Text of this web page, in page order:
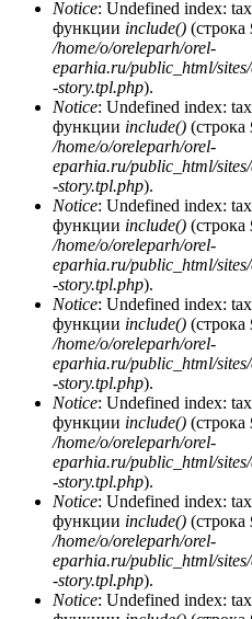
Notice: Undefined index:
функции include() (строка
/home/o/oreleparh/orel-
eparhia.ru/public_html/
-story.tpl.php).
Notice: Undefined index:
функции include() (строка
/home/o/oreleparh/orel-
eparhia.ru/public_html/
-story.tpl.php).
Notice: Undefined index:
функции include() (строка
/home/o/oreleparh/orel-
eparhia.ru/public_html/
-story.tpl.php).
Notice: Undefined index:
функции include() (строка
/home/o/oreleparh/orel-
eparhia.ru/public_html/
-story.tpl.php).
Notice: Undefined index:
функции include() (строка
/home/o/oreleparh/orel-
eparhia.ru/public_html/
-story.tpl.php).
Notice: Undefined index:
функции include() (строка
/home/o/oreleparh/orel-
eparhia.ru/public_html/
-story.tpl.php).
Notice: Undefined index: